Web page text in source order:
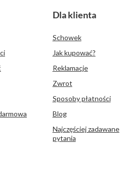
Dla klienta
Schowek
Jak kupować?
Reklamacje
Zwrot
Sposoby płatności
Blog
Najczęściej zadawane
pytania